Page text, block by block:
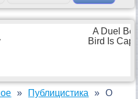
Публицистика
О